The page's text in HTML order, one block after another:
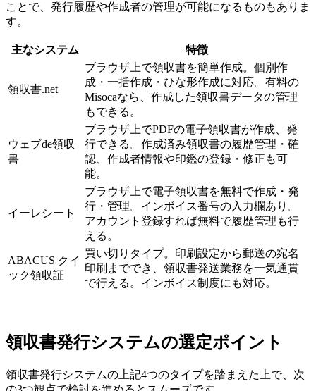
ことで、発行履歴や作成者の管理が可能になるものもありま
す。
主なシステム 特徴
領収書.net
ブラウザ上で領収書を簡単作成。個別作
成・一括作成・ひな形作成に対応。有料の
Misocaなら、作成した領収書データの管理
もできる。
ウェブde領収
書
ブラウザ上でPDFの電子領収書が作成、発
行できる。作成済み領収書の履歴管理・確
認、作成者情報や印鑑の登録・修正も可
能。
イーレシート
ブラウザ上で電子領収書を無料で作成・発
行・管理。インボイス番号の入力欄あり。
アカウント登録すれば無料で履歴管理も行
える。
ABACUS クイ
ック領収証
買い切りタイプ。印刷設定から郵送の宛名
印刷まででき、領収書発送業務を一気通貫
で行える。インボイス制度にも対応。
領収書発行システムの選定ポイント
領収書発行システムの上記4つのタイプを踏まえた上で、次